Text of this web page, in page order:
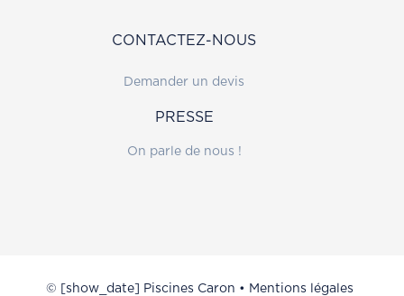
CONTACTEZ-NOUS
Demander un devis
PRESSE
On parle de nous !
© [show_date] Piscines Caron • Mentions légales